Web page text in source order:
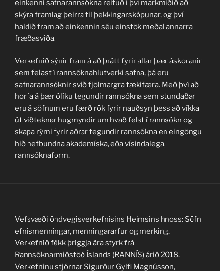
einkenni safnarannsókna reifuð í því markmiðið að
skýra framlag þeirra til þekkingarsköpunar, og því
haldið fram að einkennin séu einstök meðal annarra
fræðasviða.
Verkefnið sýnir fram á að þrátt fyrir allar þær áskoranir
sem felast í rannsóknahlutverki safna, þá eru
safnarannsóknir svið fjölmargra tækifæra. Með því að
horfa á þær ólíku tegundir rannsókna sem stundaðar
eru á söfnum eru færð rök fyrir nauðsyn þess að víkka
út viðteknar hugmyndir um hvað felst í rannsókn og
skapa rými fyrir aðrar tegundir rannsókna en eingöngu
hið hefbundna akademíska, eða vísindalega,
rannsóknaform.
Vefsvæði öndvegisverkefnisins Heimsins hnoss: Söfn
efnismenningar, menningararfur og merking.
Verkefnið fékk þriggja ára styrk frá
Rannsóknarmiðstöð Íslands (RANNÍS) árið 2018.
Verkefninu stjórnar Sigurður Gylfi Magnússon,